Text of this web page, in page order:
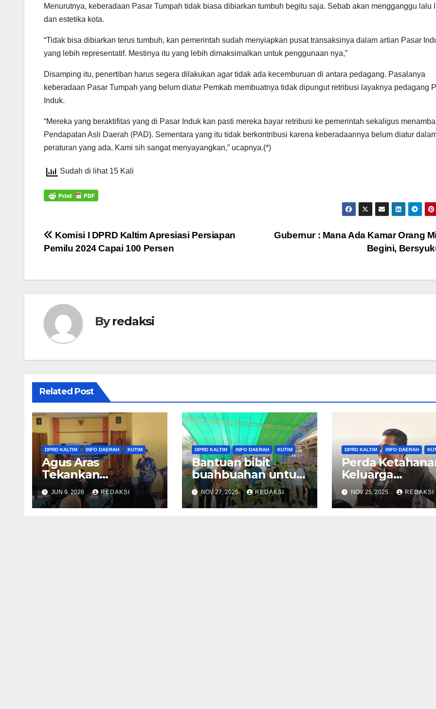
Menurutnya, keberadaan Pasar Tumpah tidak biasa dibiarkan tumbuh begitu saja. Sebab akan mengganggu lalu
dan estetika kota.
“Tidak bisa dibiarkan terus tumbuh, kan pemerintah sudah menyiapkan pusat transaksinya dalam artian Pasar
yang lebih representatif. Mestinya itu yang lebih dimaksimalkan untuk penggunaan nya,”
Disamping itu, penertiban harus segera dilakukan agar tidak ada kecemburuan di antara pedagang. Pasalanya
keberadaan Pasar Tumpah yang belum diatur Pemkab membuatnya tidak dipungut retribusi layaknya pedagang
Induk.
“Mereka yang beraktifitas yang di Pasar Induk kan pasti mereka bayar retribusi ke pemerintah sekaligus
Pendapatan Asli Daerah (PAD). Sementara yang itu tidak berkontribusi karena keberadaannya belum diatur
peraturan yang ada. Kami sih sangat menyayangkan,” ucapnya.(*)
Sudah di lihat 15 Kali
Navigasi
Gubernur : Mana Ada Kamar Orang
Begini,
Komisi I DPRD Kaltim Apresiasi Persiapan
Pemilu 2024 Capai 100 Persen
Byredaksi
Related Post
DPRD KALTIM INFO DAERAH KUTIM
Agus Aras
Tekankan
Pentingnya Sarana
Pendidikan dan
Akses Kesehatan di
JUN 9, 2026 REDAKSI
DPRD KALTIM INFO DAERAH KUTIM
Bantuan bibit
buahbuahan untuk
kelompok tani
Manis Sari, Desa
Suka Damai, Kutai
NOV 27, 2025 REDAKSI
DPRD KALTIM INFO DAERAH
Perda
Keluarga
Disosialisasikan,
Agus Aras Fokus
Dorong
NOV 25, 2025 REDAKSI